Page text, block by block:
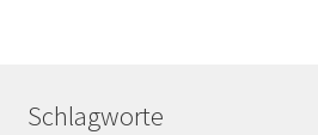
Schlagworte